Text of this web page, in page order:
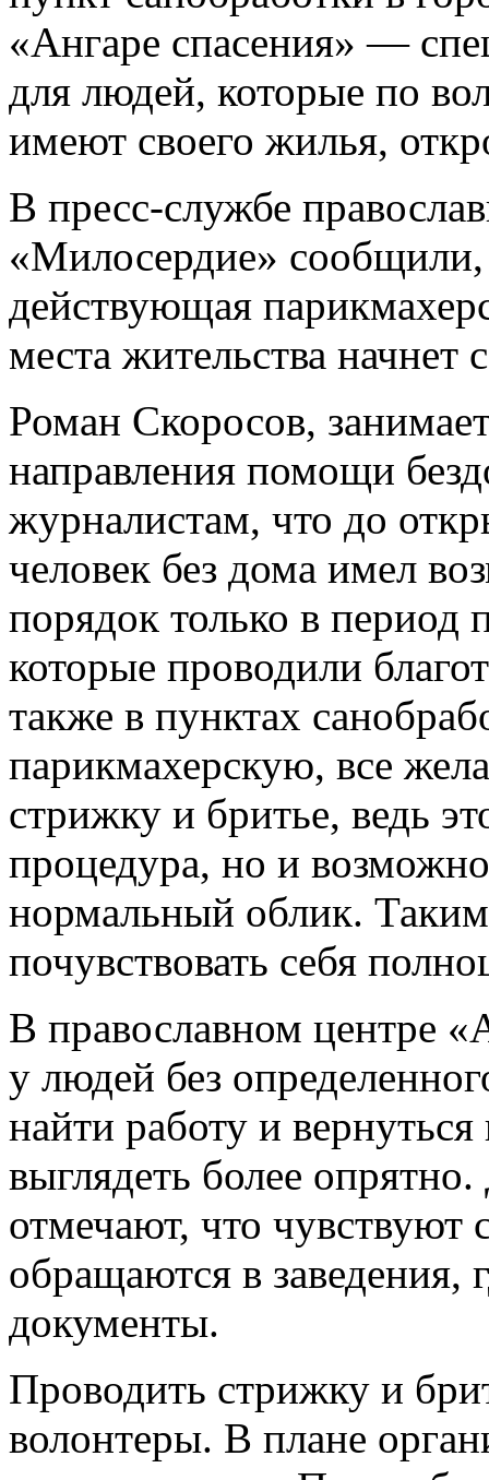
«Ангаре спасения» —
для людей, которые по
имеют своего жилья,
В пресс-службе
«Милосердие» сообщили,
действующая
места жительства начнет
Роман Скоросов,
направления помощи
журналистам, что до
человек без дома имел
порядок только в период
которые проводили
также в пунктах
парикмахерскую, все
стрижку и бритье, ведь
процедура, но и
нормальный облик.
почувствовать себя
В православном центре
у людей без
найти работу и
выглядеть более
отмечают, что чувствуют
обращаются в заведения,
документы.
Проводить стрижку и
волонтеры. В плане